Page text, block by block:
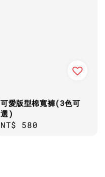
可愛版型棉寬褲(3色可
選)
Regular
NT$ 580